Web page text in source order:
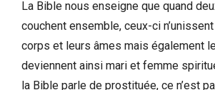
La Bible nous enseigne que quand
couchent ensemble, ceux-ci
corps et leurs âmes mais également
deviennent ainsi mari et femme
la Bible parle de prostituée, ce n’est